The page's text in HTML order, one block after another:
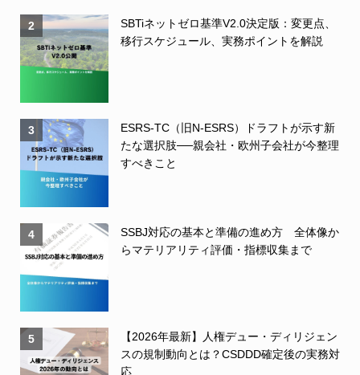
2
SBTiネットゼロ基準V2.0決定版：変更点、
移行スケジュール、実務ポイントを解説
3
ESRS-TC（旧N-ESRS）ドラフトが示す新
たな選択肢──親会社・欧州子会社が今整理
すべきこと
4
SSBJ対応の基本と準備の進め方 全体像か
らマテリアリティ評価・指標収集まで
5
【2026年最新】人権デュー・ディリジェン
スの規制動向とは？CSDDD確定後の実務対
応